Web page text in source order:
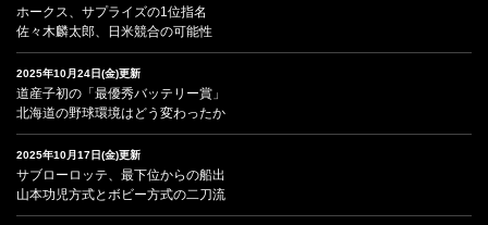
ホークス、サプライズの1位指名
佐々木麟太郎、日米競合の可能性
2025年10月24日(金)更新
道産子初の「最優秀バッテリー賞」
北海道の野球環境はどう変わったか
2025年10月17日(金)更新
サブローロッテ、最下位からの船出
山本功児方式とボビー方式の二刀流